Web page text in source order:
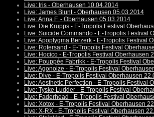
Live: Iris - Oberhausen 10.04.2014
Live: James Blunt - Oberhausen 05.03.2014
Live: Anna F. - Oberhausen 05.03.2014
Live: Die Krupps - E-Tropolis Festival
Live: Suicide Commando - E-Tropolis Festival
Live: Apoptygma Berzerk - E-Tropolis Festival
Live: Rotersand - E-Tropolis Festival
Live: Hocico - E-Tropolis Festival Oberhausen
Live: Pouppée Fabrikk - E-Tropolis Festival
Live: Agonoize - E-Tropolis Festival
Live: Dive - E-Tropolis Festival Oberhausen
Live: Aesthetic Perfection - E-Tropolis Festival
Live: Tyske Ludder - E-Tropolis Festival
Live: Faderhead - E-Tropolis Festival
Live: Xotox - E-Tropolis Festival Oberhausen
Live: X-RX - E-Tropolis Festival Oberhausen